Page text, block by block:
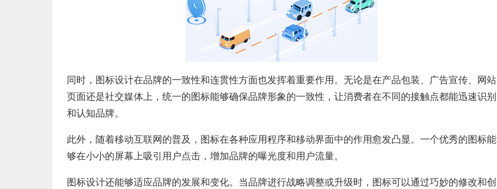
同时，图标设计在品牌的一致性和连贯性方面也发挥着重要作用。无论是在产品包装、广告宣传、网站
页面还是社交媒体上，统一的图标能够确保品牌形象的一致性，让消费者在不同的接触点都能迅速识别
和认知品牌。
此外，随着移动互联网的普及，图标在各种应用程序和移动界面中的作用愈发凸显。一个优秀的图标能
够在小小的屏幕上吸引用户点击，增加品牌的曝光度和用户流量。
图标设计还能够适应品牌的发展和变化。当品牌进行战略调整或升级时，图标可以通过巧妙的修改和创